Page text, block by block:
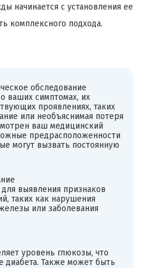
начинается с установления ее
комплексного подхода.
обследование
ваших симптомах, их
проявлениях, таких
или необъяснимая потеря
ваш медицинский
предрасположенности
могут вызвать постоянную
выявления признаков
таких как нарушения
или заболевания
уровень глюкозы, что
диабета. Также может быть